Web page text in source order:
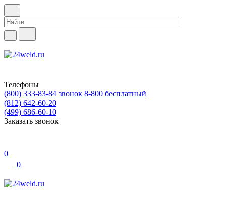
Телефоны
(800) 333-83-84 звонок 8-800 бесплатный
(812) 642-60-20
(499) 686-60-10
Заказать звонок
0
0